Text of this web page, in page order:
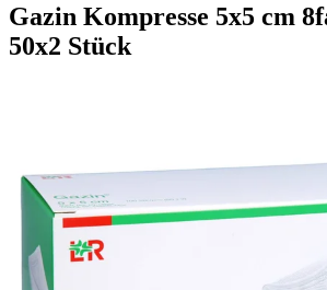
Gazin Kompresse 5x5 cm
50x2 Stück